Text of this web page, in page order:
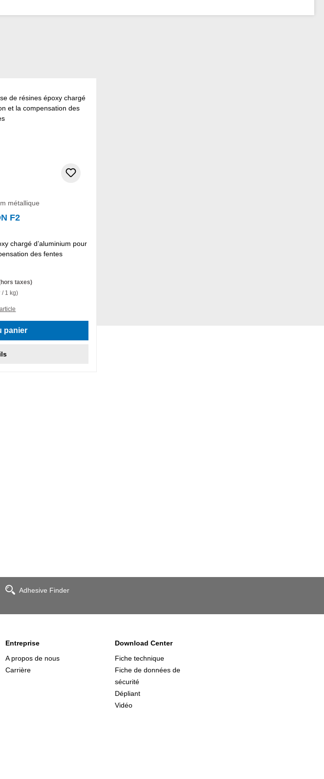
métallique
F2
chargé d’aluminium pour
des fentes
taxes)
/ 1 kg)
panier
Adhesive Finder
Entreprise
A propos de nous
Carrière
Download Center
Fiche technique
Fiche de données de
sécurité
Dépliant
Vidéo